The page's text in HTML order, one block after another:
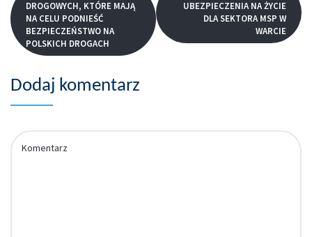
DROGOWYCH, KTÓRE MAJĄ
NA CELU PODNIEŚĆ
BEZPIECZEŃSTWO NA
POLSKICH DROGACH
UBEZPIECZENIA NA ŻYCIE
DLA SEKTORA MSP W
WARCIE
Dodaj komentarz